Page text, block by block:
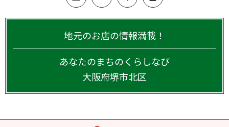
地元のお店の情報満載！
あなたのまちのくらしなび
大阪府堺市北区